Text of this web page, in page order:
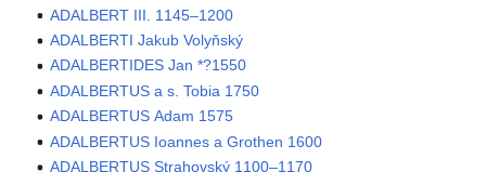
ADALBERT III. 1145–1200
ADALBERTI Jakub Volyňský
ADALBERTIDES Jan *?1550
ADALBERTUS a s. Tobia 1750
ADALBERTUS Adam 1575
ADALBERTUS Ioannes a Grothen 1600
ADALBERTUS Strahovský 1100–1170